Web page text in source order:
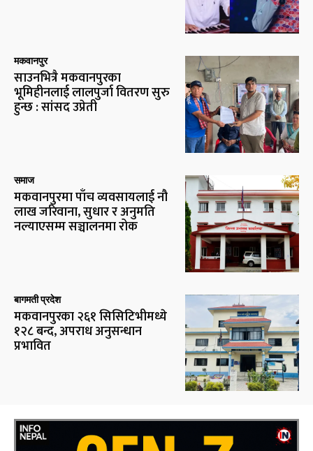
मकवानपुर
साउनभित्रै मकवानपुरका
भूमिहीनलाई लालपुर्जा वितरण सुरु
हुन्छ : सांसद उप्रेती
समाज
मकवानपुरमा पाँच व्यवसायलाई नौ
लाख जरिवाना, सुधार र अनुमति
नल्याएसम्म सञ्चालनमा रोक
बागमती प्रदेश
मकवानपुरका २६१ सिसिटिभीमध्ये
१२८ बन्द, अपराध अनुसन्धान
प्रभावित